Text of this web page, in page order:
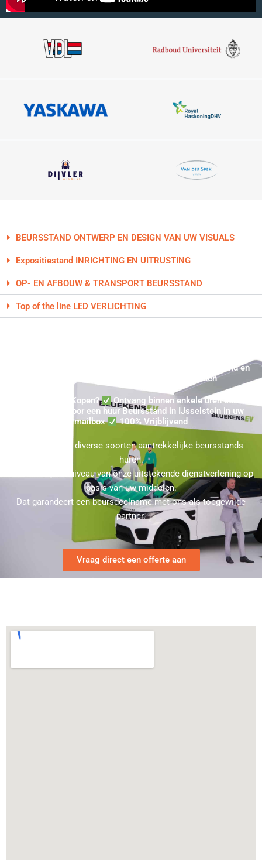
BEURSSTAND ONTWERP EN DESIGN VAN UW VISUALS
Expositiestand INRICHTING EN UITRUSTING
OP- EN AFBOUW & TRANSPORT BEURSSTAND
Top of the line LED VERLICHTING
Prijsopgave in IJsselstein aanvragen ★ 100% Vrijblijvend en
binnen enkele uren in uw mailbox verzonden
Beursstand Kopen?
Ontvang binnen enkele uren een
Prijsopgave voor een huur Beursstand in IJsselstein in uw
mailbox
100% Vrijblijvend
U kunt bij ons diverse soorten aantrekkelijke beursstands
huren.
Kies hierbij het niveau van onze uitstekende dienstverlening op
basis van uw middelen.
Dat garandeert een beursdeelname met ons als toegewijde
partner.
Vraag direct een offerte aan